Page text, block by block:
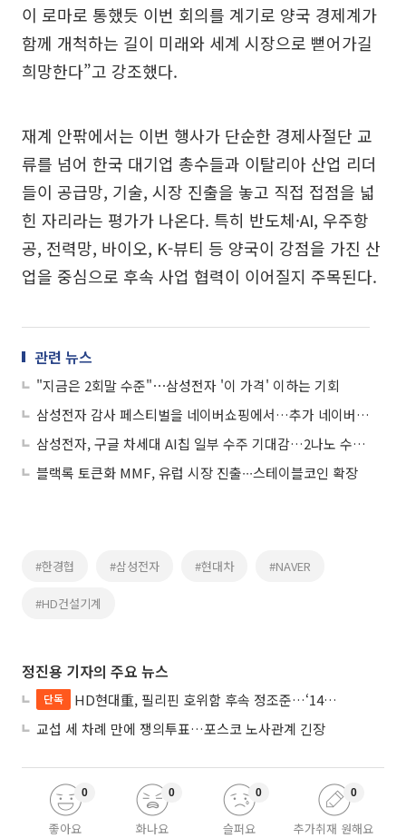
이 로마로 통했듯 이번 회의를 계기로 양국 경제계가
함께 개척하는 길이 미래와 세계 시장으로 뻗어가길
희망한다”고 강조했다.
재계 안팎에서는 이번 행사가 단순한 경제사절단 교
류를 넘어 한국 대기업 총수들과 이탈리아 산업 리더
들이 공급망, 기술, 시장 진출을 놓고 직접 접점을 넓
힌 자리라는 평가가 나온다. 특히 반도체·AI, 우주항
공, 전력망, 바이오, K-뷰티 등 양국이 강점을 가진 산
업을 중심으로 후속 사업 협력이 이어질지 주목된다.
관련 뉴스
"지금은 2회말 수준"⋯삼성전자 '이 가격' 이하는 기회
삼성전자 감사 페스티벌을 네이버쇼핑에서…추가 네이버 전용 혜택까지
삼성전자, 구글 차세대 AI칩 일부 수주 기대감…2나노 수주 유력
블랙록 토큰화 MMF, 유럽 시장 진출∙∙∙스테이블코인 확장
#한경협 #삼성전자 #현대차 #NAVER
#HD건설기계
정진용 기자의 주요 뉴스
단독
HD현대重, 필리핀 호위함 후속 정조준…‘14척+α’ 싹쓸이 노린다
교섭 세 차례 만에 쟁의투표…포스코 노사관계 긴장
좋아요
0
화나요
0
슬퍼요
0
추가취재 원해요
0